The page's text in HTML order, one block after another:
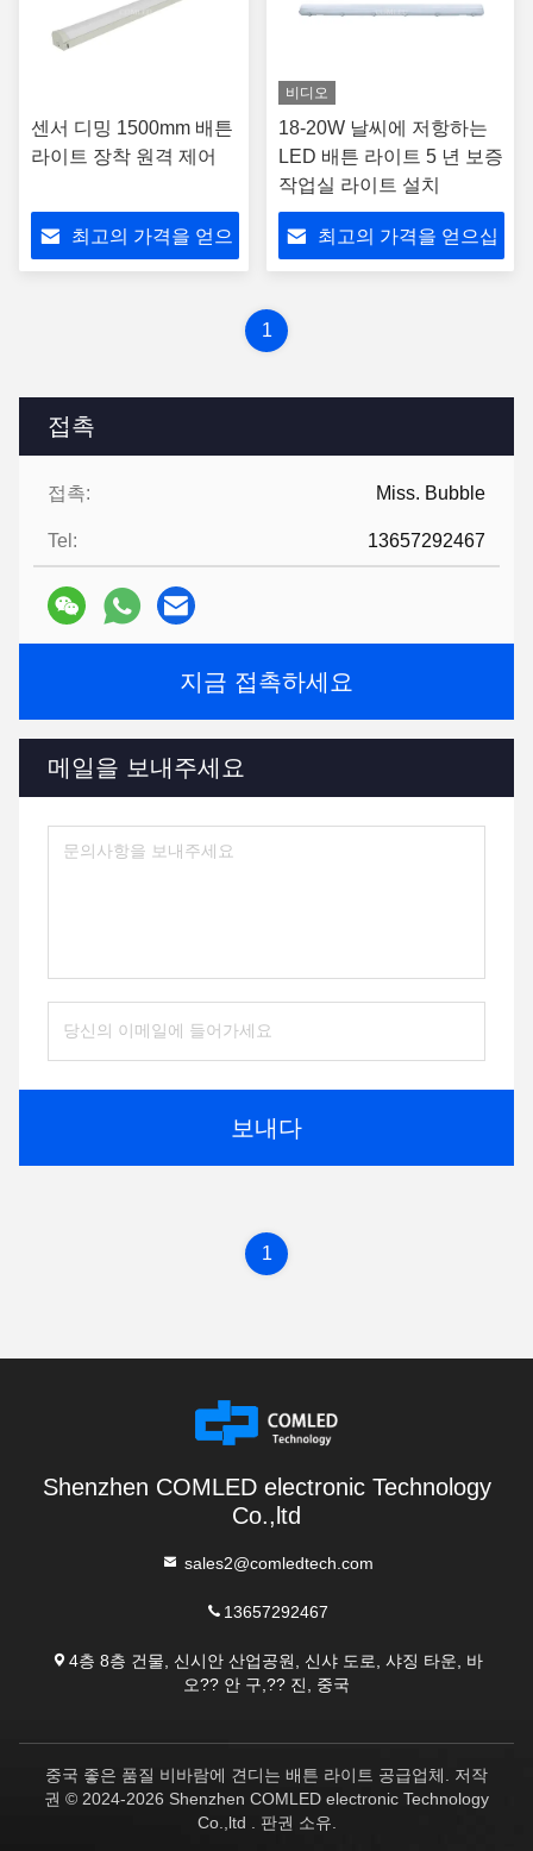
접촉
접촉: Miss. Bubble
Tel: 13657292467
지금 접촉하세요
메일을 보내주세요
보내다
센서 디밍 1500mm 배튼
라이트 장착 원격 제어
최고의 가격을 얻으
비디오
18-20W 날씨에 저항하는
LED 배튼 라이트 5 년 보증
작업실 라이트 설치
최고의 가격을 얻으십
1
1
Shenzhen COMLED electronic Technology
Co.,ltd
sales2@comledtech.com
13657292467
4층 8층 건물, 신시안 산업공원, 신샤 도로, 샤징 타운, 바
오?? 안 구,?? 진, 중국
중국 좋은 품질 비바람에 견디는 배튼 라이트 공급업체. 저작
권 © 2024-2026 Shenzhen COMLED electronic Technology
Co.,ltd . 판권 소유.